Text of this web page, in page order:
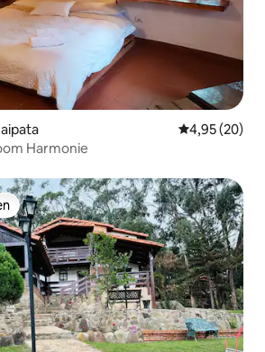
Gemiddelde
4,95 (20)
Harmonie